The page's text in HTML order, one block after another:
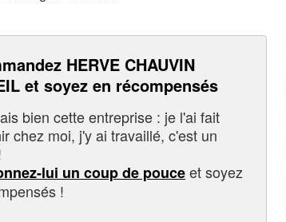
HERVE CHAUVIN
et soyez en récompensés
bien cette entreprise : je l'ai fait
chez moi, j'y ai travaillé, c'est un
lui un coup de pouceet soyez
!